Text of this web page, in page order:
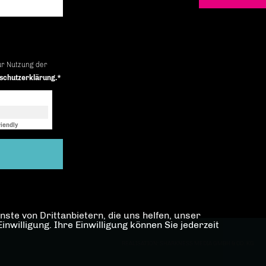
Nutzung der
von Drittanbietern, die uns helfen, unser
Ihre Einwilligung können Sie jederzeit